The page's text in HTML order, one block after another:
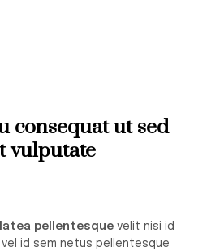
consequat ut sed
vulputate
pellentesque velit nisi id
id sem netus pellentesque